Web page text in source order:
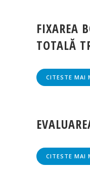
FIXAREA
TOTALĂ
CITESTE MAI
CITESTE MAI